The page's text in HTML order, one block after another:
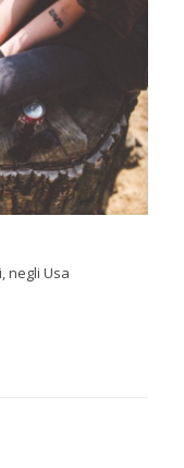
negli Usa